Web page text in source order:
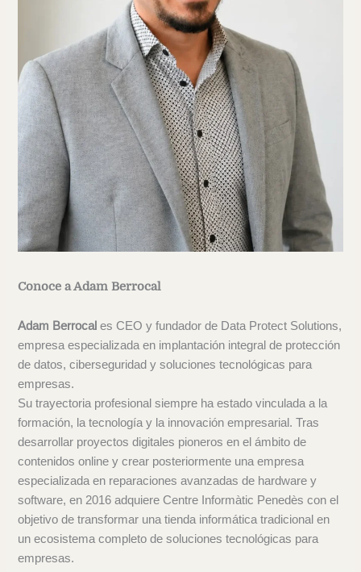
Conoce a Adam Berrocal
Adam Berrocal es CEO y fundador de Data Protect Solutions,
empresa especializada en implantación integral de protección
de datos, ciberseguridad y soluciones tecnológicas para
empresas.
Su trayectoria profesional siempre ha estado vinculada a la
formación, la tecnología y la innovación empresarial. Tras
desarrollar proyectos digitales pioneros en el ámbito de
contenidos online y crear posteriormente una empresa
especializada en reparaciones avanzadas de hardware y
software, en 2016 adquiere Centre Informàtic Penedès con el
objetivo de transformar una tienda informática tradicional en
un ecosistema completo de soluciones tecnológicas para
empresas.